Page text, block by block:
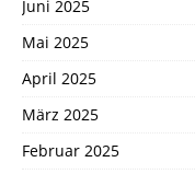
Juni 2025
Mai 2025
April 2025
März 2025
Februar 2025